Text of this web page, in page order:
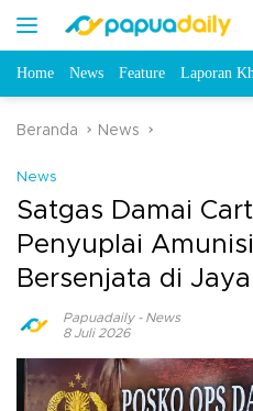
Home News Feature Laporan
Beranda News
News
Satgas Damai
Penyuplai
Bersenjata di
Papuadaily- News
8 Juli 2026